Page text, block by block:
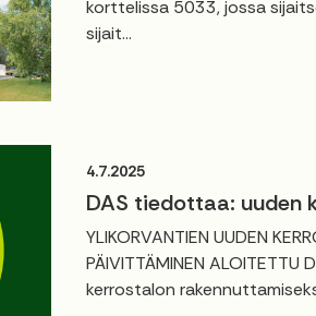
korttelissa 5033, jossa
sijait...
4.7.2025
DAS tiedottaa: uuden
YLIKORVANTIEN UUDEN
PÄIVITTÄMINEN
kerrostalon